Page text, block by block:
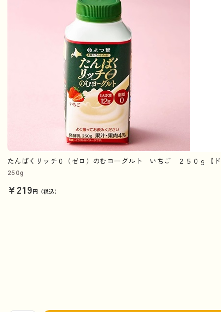
たんぱくリッチ０（ゼロ）のむヨーグルト いちご ２５０ｇ【
250g
¥219円（税込）